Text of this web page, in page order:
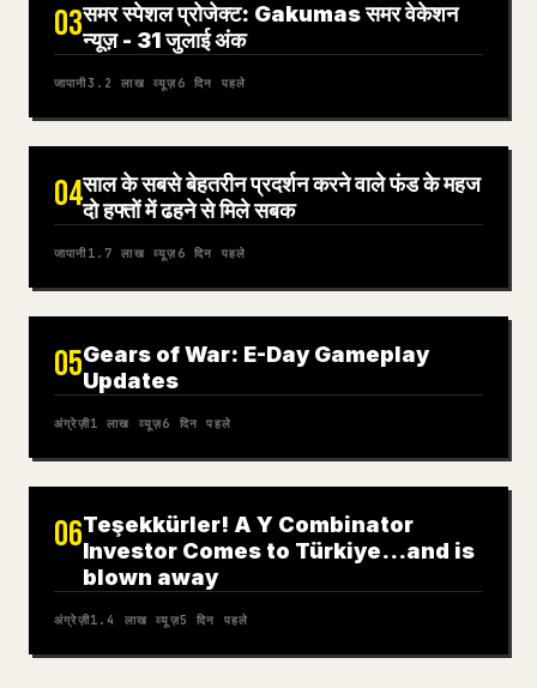
03समर स्पेशल प्रोजेक्ट: Gakumas समर वेकेशन
न्यूज़ - 31 जुलाई अंक
जापानी3.2 लाख व्यूज़6 दिन पहले
04साल के सबसे बेहतरीन प्रदर्शन करने वाले फंड के महज
दो हफ्तों में ढहने से मिले सबक
जापानी1.7 लाख व्यूज़6 दिन पहले
05Gears of War: E-Day Gameplay
Updates
अंग्रेज़ी1 लाख व्यूज़6 दिन पहले
06Teşekkürler! A Y Combinator
Investor Comes to Türkiye…and is
blown away
अंग्रेज़ी1.4 लाख व्यूज़5 दिन पहले